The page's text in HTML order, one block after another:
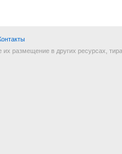
их размещение в других ресурсах,